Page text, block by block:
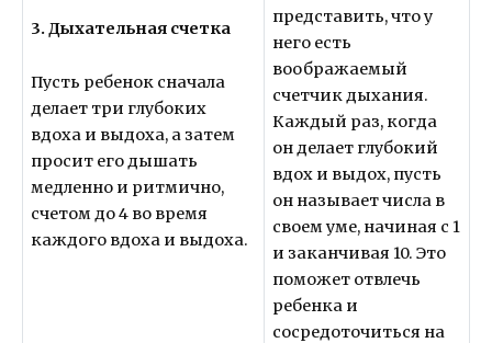
3. Дыхательная счетка
Пусть ребенок сначала
делает три глубоких
вдоха и выдоха, а затем
просит его дышать
медленно и ритмично,
счетом до 4 во время
каждого вдоха и выдоха.
представить, что у
него есть
воображаемый
счетчик дыхания.
Каждый раз, когда
он делает глубокий
вдох и выдох, пусть
он называет числа в
своем уме, начиная с 1
и заканчивая 10. Это
поможет отвлечь
ребенка и
сосредоточиться на